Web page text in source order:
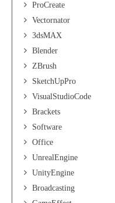
ProCreate
Vectornator
3dsMAX
Blender
ZBrush
SketchUpPro
VisualStudioCode
Brackets
Software
Office
UnrealEngine
UnityEngine
Broadcasting